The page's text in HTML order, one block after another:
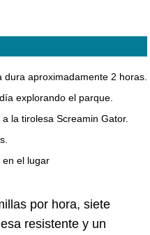
dura aproximadamente 2 horas.
explorando el parque.
la tirolesa Screamin Gator.
en el lugar
por hora, siete
resistente y un